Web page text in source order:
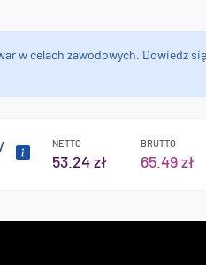
w celach zawodowych. Dowiedz
NETTO
53.24 zł
BRUTTO
65.49 zł